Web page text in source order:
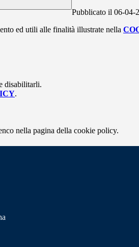
Pubblicato il 06-04-
ed utili alle finalità illustrate nella
disabilitarli.
.
nella pagina della cookie policy.